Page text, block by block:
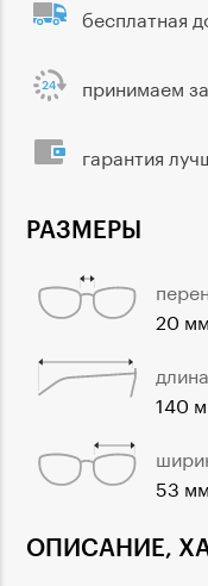
ОПИСАНИЕ,
РАЗМЕРЫ
20 мм
140
53 мм
бесплатная
принимаем
гарантия